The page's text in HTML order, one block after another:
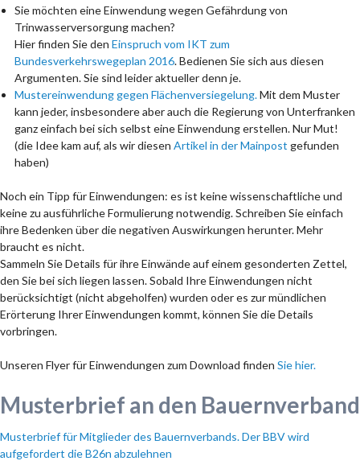
Sie möchten eine Einwendung wegen Gefährdung von
Trinwasserversorgung machen?
Hier finden Sie den Einspruch vom IKT zum
Bundesverkehrswegeplan 2016. Bedienen Sie sich aus diesen
Argumenten. Sie sind leider aktueller denn je.
Mustereinwendung gegen Flächenversiegelung.Mit dem Muster
kann jeder, insbesondere aber auch die Regierung von Unterfranken
ganz einfach bei sich selbst eine Einwendung erstellen. Nur Mut!
(die Idee kam auf, als wir diesen Artikel in der Mainpost gefunden
haben)
Noch ein Tipp für Einwendungen: es ist keine wissenschaftliche und
keine zu ausführliche Formulierung notwendig. Schreiben Sie einfach
ihre Bedenken über die negativen Auswirkungen herunter. Mehr
braucht es nicht.
Sammeln Sie Details für ihre Einwände auf einem gesonderten Zettel,
den Sie bei sich liegen lassen. Sobald Ihre Einwendungen nicht
berücksichtigt (nicht abgeholfen) wurden oder es zur mündlichen
Erörterung Ihrer Einwendungen kommt, können Sie die Details
vorbringen.
Unseren Flyer für Einwendungen zum Download finden Sie hier.
Musterbrief an den Bauernverband
Musterbrief für Mitglieder des Bauernverbands. Der BBV wird
aufgefordert die B26n abzulehnen